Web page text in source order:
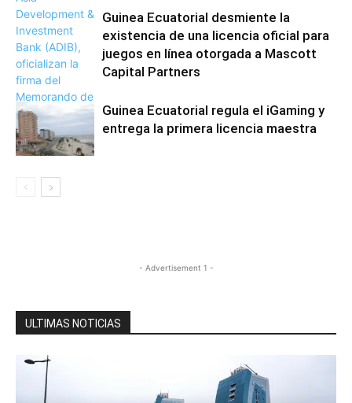
Guinea Ecuatorial desmiente la
existencia de una licencia oficial para
juegos en línea otorgada a Mascott
Capital Partners
Guinea Ecuatorial regula el iGaming y
entrega la primera licencia maestra
- Advertisement 1 -
ULTIMAS NOTICIAS